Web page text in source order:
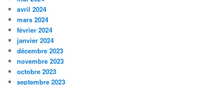
avril 2024
mars 2024
février 2024
janvier 2024
décembre 2023
novembre 2023
octobre 2023
septembre 2023